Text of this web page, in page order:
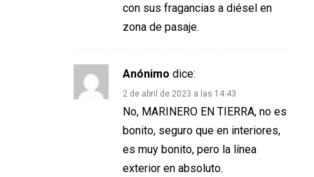
con sus fragancias a diésel en
zona de pasaje.
Anónimo dice:
2 de abril de 2023 a las 14:43
No, MARINERO EN TIERRA, no es
bonito, seguro que en interiores,
es muy bonito, pero la línea
exterior en absoluto.